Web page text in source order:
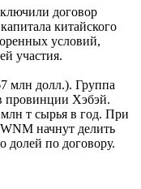
договор
китайского
условий,
участия.
млн долл.). Группа
провинции Хэбэй.
т сырья в год. При
начнут делить
по договору.